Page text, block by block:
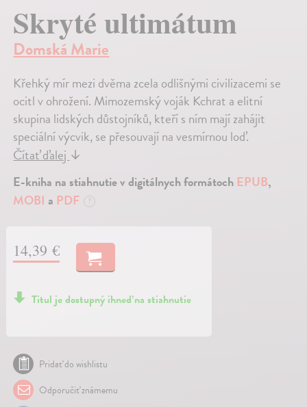
Skryté ultimátum
Domská Marie
Křehký mír mezi dvěma zcela odlišnými civilizacemi se
ocitl v ohrožení. Mimozemský voják Kchrat a elitní
skupina lidských důstojníků, kteří s ním mají zahájit
speciální výcvik, se přesouvají na vesmírnou loď.
Čítať ďalej↓
E-kniha na stiahnutie v digitálnych formátoch EPUB,
MOBI a PDF ?
14,39 €
Titul je dostupný ihneď na stiahnutie
Pridať do wishlistu
Odporučiť známemu